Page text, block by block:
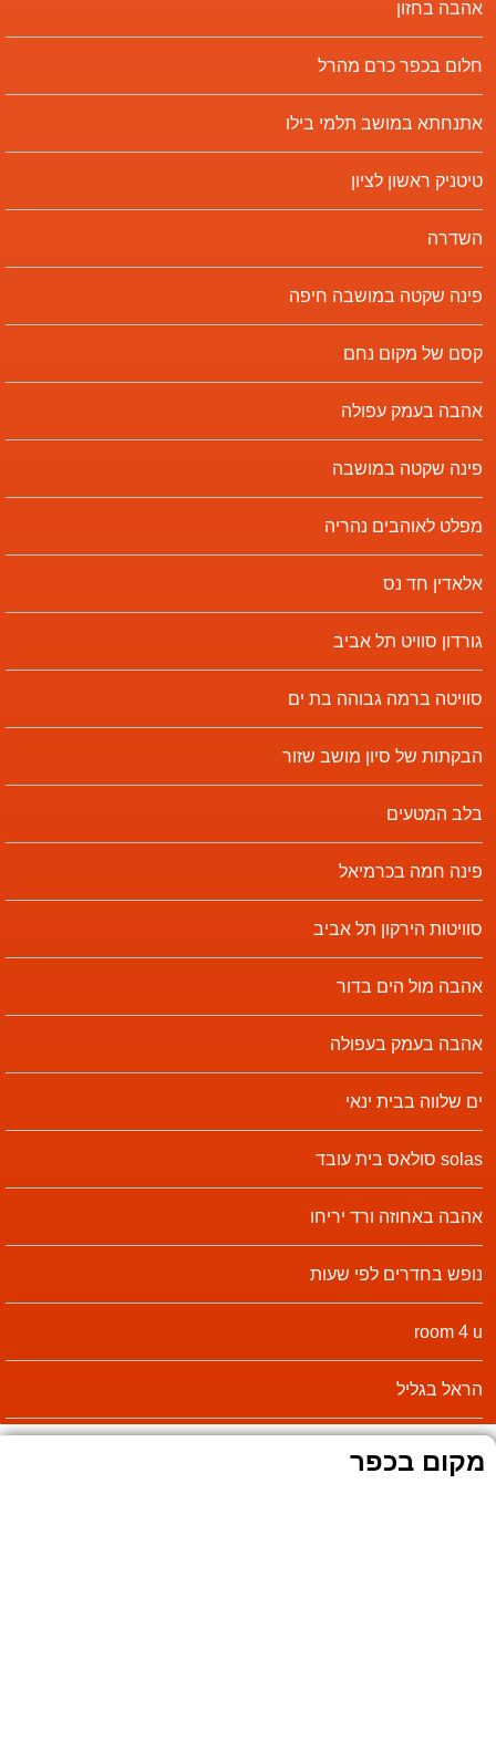
אהבה בחזון
חלום בכפר כרם מהרל
אתנחתא במושב תלמי בילו
טיטניק ראשון לציון
השדרה
פינה שקטה במושבה חיפה
קסם של מקום נחם
אהבה בעמק עפולה
פינה שקטה במושבה
מפלט לאוהבים נהריה
אלאדין חד נס
גורדון סוויט תל אביב
סוויטה ברמה גבוהה בת ים
הבקתות של סיון מושב שזור
בלב המטעים
פינה חמה בכרמיאל
סוויטות הירקון תל אביב
אהבה מול הים בדור
אהבה בעמק בעפולה
ים שלווה בבית ינאי
solas סולאס בית עובד
אהבה באחוזה ורד יריחו
נופש בחדרים לפי שעות
room 4 u
הראל בגליל
מקום בכפר